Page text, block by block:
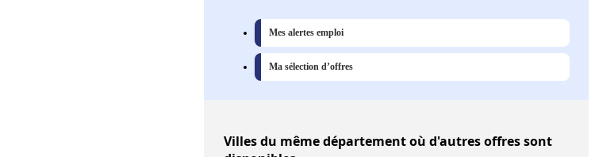
Mes alertes emploi
Ma sélection d’offres
Villesdu même département où d'autres offres sont